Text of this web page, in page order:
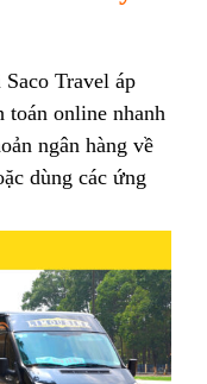
Travel áp
toán online nhanh
ngân hàng về
dùng các ứng